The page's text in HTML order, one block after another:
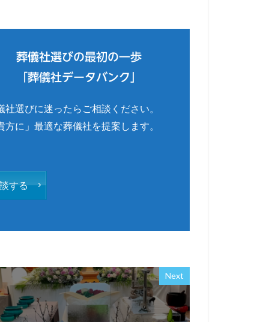
葬儀社選びの最初の一歩
「葬儀社データバンク」
社選びに迷ったらご相談ください。
方に」最適な葬儀社を提案します。
する
Next